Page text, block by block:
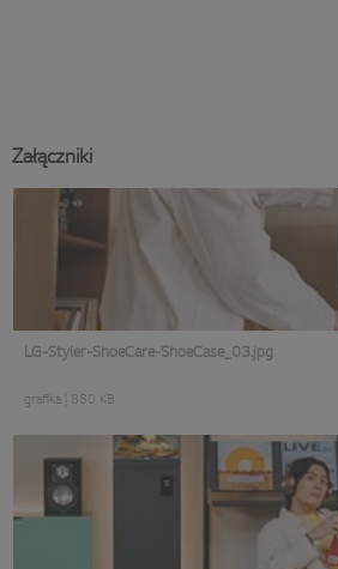
Załączniki
LG-Styler-ShoeCare-ShoeCase_03.jpg
grafika 880 KB